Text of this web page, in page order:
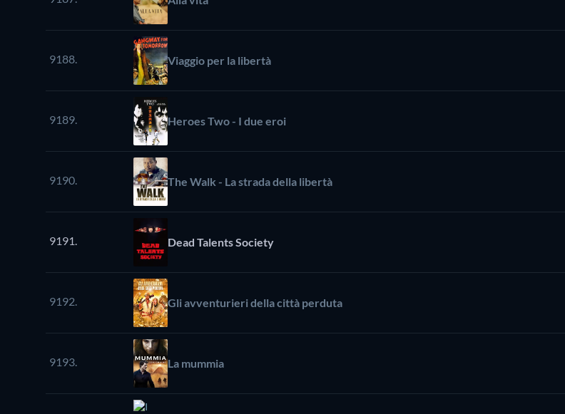
9188. Viaggio per la libertà
9189. Heroes Two - I due eroi
9190. The Walk - La strada della libertà
9191. Dead Talents Society
9192. Gli avventurieri della città perduta
9193. La mummia